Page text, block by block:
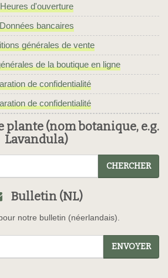
Heures d'ouverture
Données bancaires
générales de vente
de la boutique en ligne
de confidentialité
de confidentialité
plante (nom botanique, e.g.
Lavandula)
CHERCHER
Bulletin (NL)
notre bulletin (néerlandais).
ENVOYER